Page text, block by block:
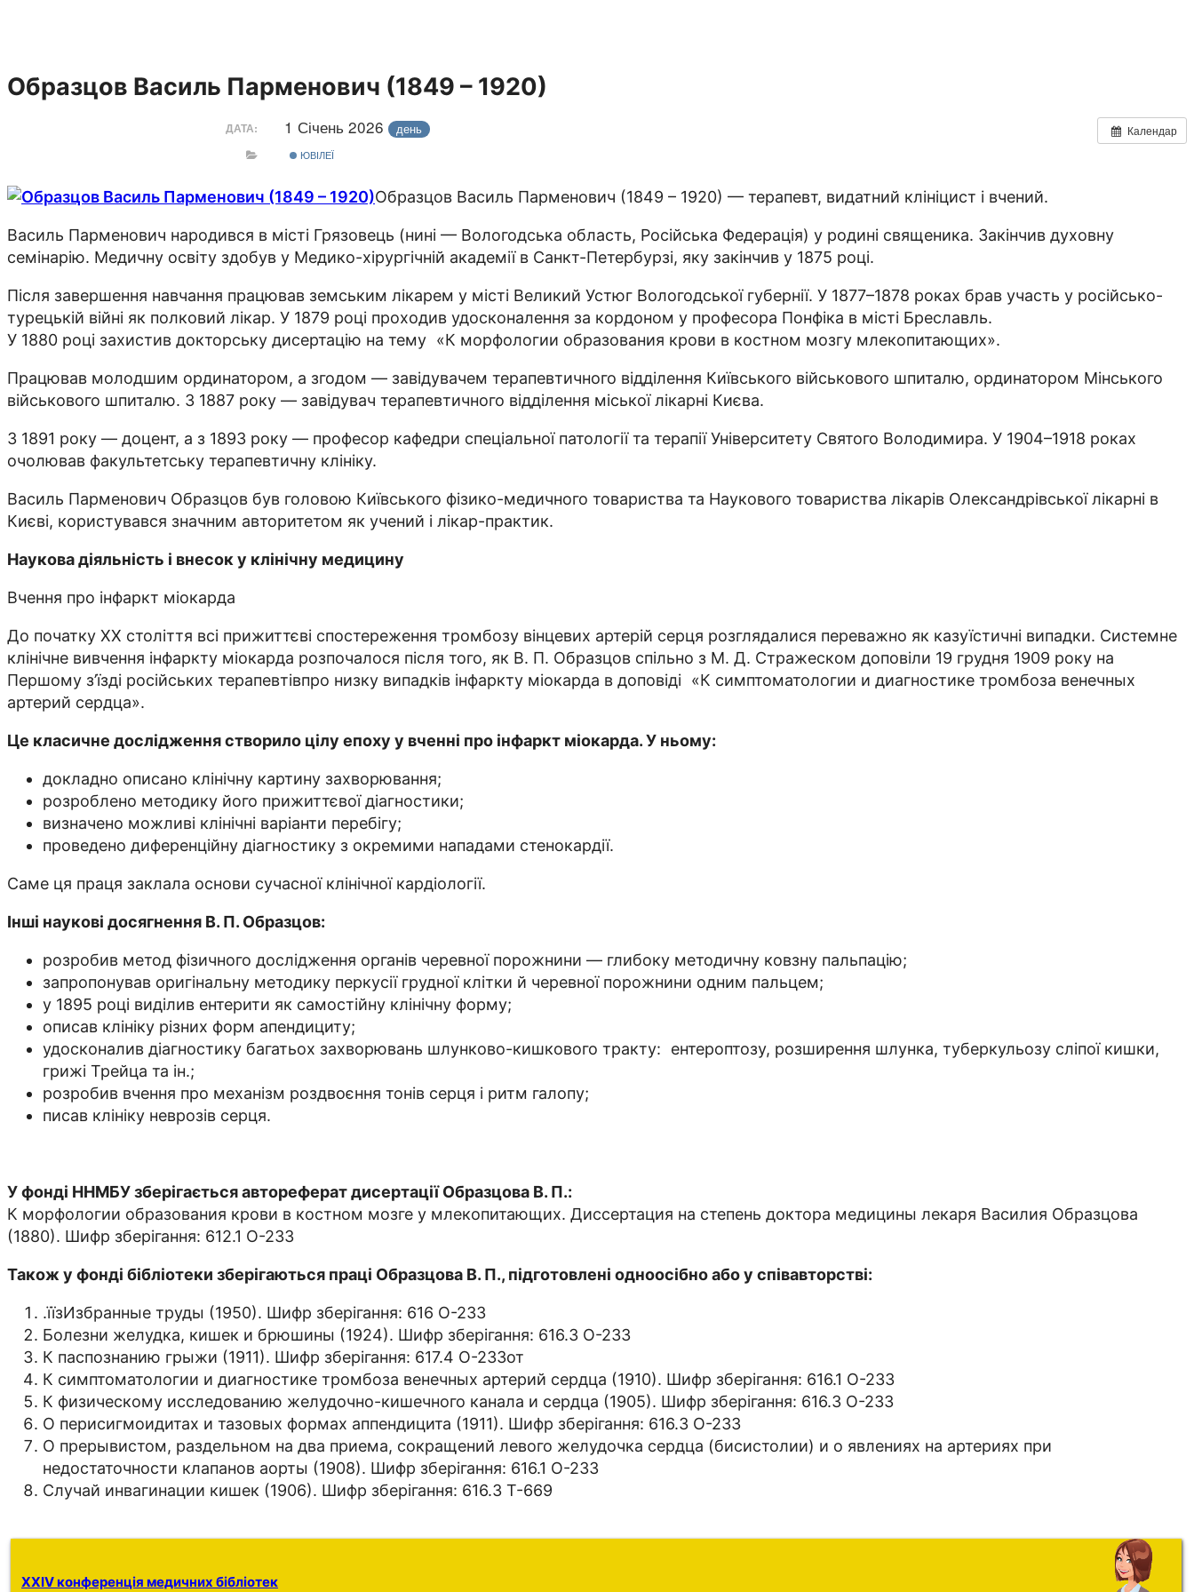
Образцов Василь Парменович (1849 – 1920)
Календар
ДАТА: 1 Січень 2026 день
ЮВІЛЕЇ
Образцов Василь Парменович (1849 – 1920) — терапевт, видатний клініцист і вчений.
Василь Парменович народився в місті Грязовець (нині — Вологодська область, Російська Федерація) у родині священика. Закінчив духовну
семінарію. Медичну освіту здобув у Медико-хірургічній академії в Санкт-Петербурзі, яку закінчив у 1875 році.
Після завершення навчання працював земським лікарем у місті Великий Устюг Вологодської губернії. У 1877–1878 роках брав участь у російсько-
турецькій війні як полковий лікар. У 1879 році проходив удосконалення за кордоном у професора Понфіка в місті Бреславль.
У 1880 році захистив докторську дисертацію на тему «К морфологии образования крови в костном мозгу млекопитающих».
Працював молодшим ординатором, а згодом — завідувачем терапевтичного відділення Київського військового шпиталю, ординатором Мінського
військового шпиталю. З 1887 року — завідувач терапевтичного відділення міської лікарні Києва.
З 1891 року — доцент, а з 1893 року — професор кафедри спеціальної патології та терапії Університету Святого Володимира. У 1904–1918 роках
очолював факультетську терапевтичну клініку.
Василь Парменович Образцов був головою Київського фізико-медичного товариства та Наукового товариства лікарів Олександрівської лікарні в
Києві, користувався значним авторитетом як учений і лікар-практик.
Наукова діяльність і внесок у клінічну медицину
Вчення про інфаркт міокарда
До початку ХХ століття всі прижиттєві спостереження тромбозу вінцевих артерій серця розглядалися переважно як казуїстичні випадки. Системне
клінічне вивчення інфаркту міокарда розпочалося після того, як В. П. Образцов спільно з М. Д. Стражеском доповіли 19 грудня 1909 року на
Першому з’їзді російських терапевтівпро низку випадків інфаркту міокарда в доповіді «К симптоматологии и диагностике тромбоза венечных
артерий сердца».
Це класичне дослідження створило цілу епоху у вченні про інфаркт міокарда. У ньому:
докладно описано клінічну картину захворювання;
розроблено методику його прижиттєвої діагностики;
визначено можливі клінічні варіанти перебігу;
проведено диференційну діагностику з окремими нападами стенокардії.
Саме ця праця заклала основи сучасної клінічної кардіології.
Інші наукові досягнення В. П. Образцов:
розробив метод фізичного дослідження органів черевної порожнини — глибоку методичну ковзну пальпацію;
запропонував оригінальну методику перкусії грудної клітки й черевної порожнини одним пальцем;
у 1895 році виділив ентерити як самостійну клінічну форму;
описав клініку різних форм апендициту;
удосконалив діагностику багатьох захворювань шлунково-кишкового тракту: ентероптозу, розширення шлунка, туберкульозу сліпої кишки,
грижі Трейца та ін.;
розробив вчення про механізм роздвоєння тонів серця і ритм галопу;
писав клініку неврозів серця.
У фонді ННМБУ зберігається автореферат дисертації Образцова В. П.:
К морфологии образования крови в костном мозге у млекопитающих. Диссертация на степень доктора медицины лекаря Василия Образцова
(1880). Шифр зберігання: 612.1 О-233
Також у фонді бібліотеки зберігаються праці Образцова В. П., підготовлені одноосібно або у співавторстві:
.їїзИзбранные труды (1950). Шифр зберігання: 616 О-233
Болезни желудка, кишек и брюшины (1924). Шифр зберігання: 616.3 О-233
К паспознанию грыжи (1911). Шифр зберігання: 617.4 О-233от
К симптоматологии и диагностике тромбоза венечных артерий сердца (1910). Шифр зберігання: 616.1 О-233
К физическому исследованию желудочно-кишечного канала и сердца (1905). Шифр зберігання: 616.3 О-233
О перисигмоидитах и тазовых формах аппендицита (1911). Шифр зберігання: 616.3 О-233
О прерывистом, раздельном на два приема, сокращений левого желудочка сердца (бисистолии) и о явлениях на артериях при
недостаточности клапанов аорты (1908). Шифр зберігання: 616.1 О-233
Случай инвагинации кишек (1906). Шифр зберігання: 616.3 Т-669
XXIV конференція медичних бібліотек